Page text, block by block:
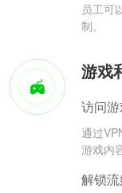
员工可
制。
游戏
访问
通过
游戏内
解锁